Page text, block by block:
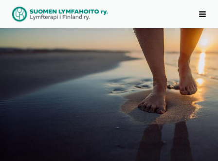
Siirry
sivun
sisältöön
Suomen Lymfahoito ry